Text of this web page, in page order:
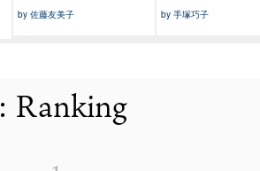
by 佐藤友美子 by 手塚巧子
: Ranking